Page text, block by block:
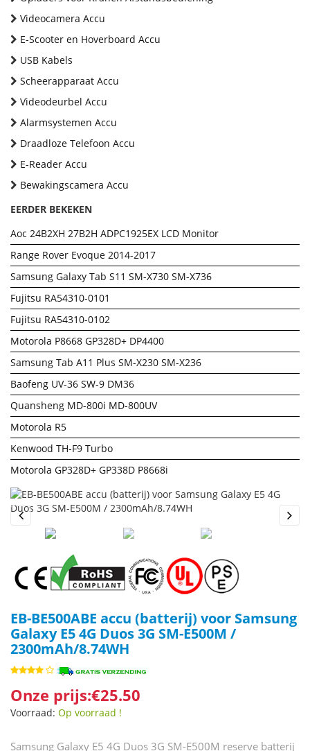
Videocamera Accu
E-Scooter en Hoverboard Accu
USB Kabels
Scheerapparaat Accu
Videodeurbel Accu
Alarmsystemen Accu
Draadloze Telefoon Accu
E-Reader Accu
Bewakingscamera Accu
EERDER BEKEKEN
Aoc 24B2XH 27B2H ADPC1925EX LCD Monitor
Range Rover Evoque 2014-2017
Samsung Galaxy Tab S11 SM-X730 SM-X736
Fujitsu RA54310-0101
Fujitsu RA54310-0102
Motorola P8668 GP328D+ DP4400
Samsung Tab A11 Plus SM-X230 SM-X236
Baofeng UV-36 SW-9 DM36
Quansheng MD-800i MD-800UV
Motorola R5
Kenwood TH-F9 Turbo
Motorola GP328D+ GP338D P8668i
Previous
EB-BE500ABE accu (batterij) voor Samsung
Galaxy E5 4G Duos 3G SM-E500M /
2300mAh/8.74WH
Onze prijs:€25.50
Voorraad: Op voorraad !
Samsung Galaxy E5 4G Duos 3G SM-E500M reserve batterij